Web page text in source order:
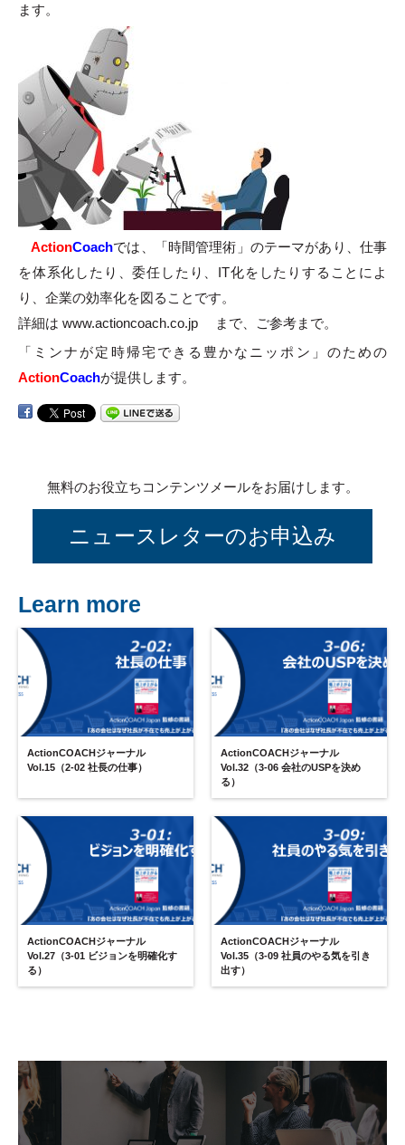
ます。
ActionCoachでは、「時間管理術」のテーマがあり、仕事
を体系化したり、委任したり、IT化をしたりすることによ
り、企業の効率化を図ることです。
詳細は www.actioncoach.co.jp まで、ご参考まで。
「ミンナが定時帰宅できる豊かなニッポン」のための
ActionCoachが提供します。
無料のお役立ちコンテンツメールをお届けします。
ニュースレターのお申込み
Learn more
ActionCOACHジャーナル
Vol.15（2-02 社長の仕事）
ActionCOACHジャーナル
Vol.32（3-06 会社のUSPを決め
る）
ActionCOACHジャーナル
Vol.27（3-01 ビジョンを明確化す
る）
ActionCOACHジャーナル
Vol.35（3-09 社員のやる気を引き
出す）